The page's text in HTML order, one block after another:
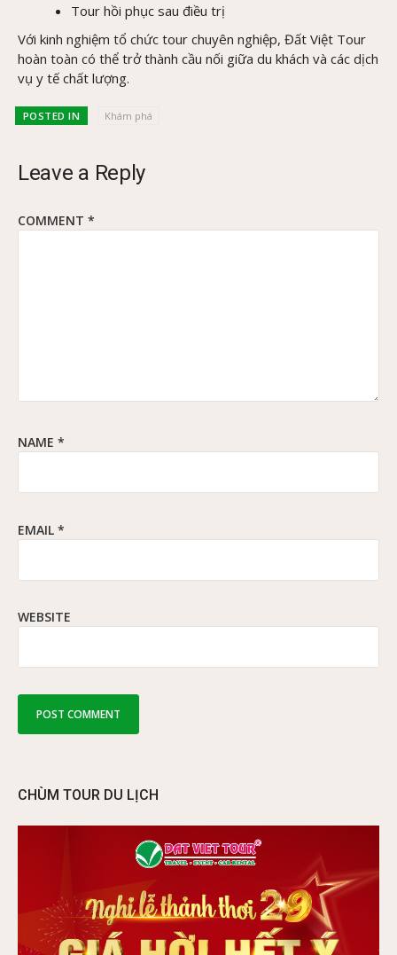
Tour hồi phục sau điều trị
Với kinh nghiệm tổ chức tour chuyên nghiệp, Đất Việt Tour
hoàn toàn có thể trở thành cầu nối giữa du khách và các dịch
vụ y tế chất lượng.
POSTED IN Khám phá
Leave a Reply
COMMENT *
NAME *
EMAIL *
WEBSITE
CHÙM TOUR DU LỊCH